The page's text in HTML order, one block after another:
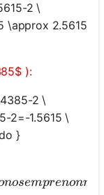
2 \
\approx 2.5615
):
2 \
2=-1.5615 \
}
nosemprenonn